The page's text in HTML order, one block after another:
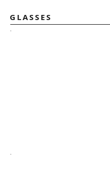
GLASSES